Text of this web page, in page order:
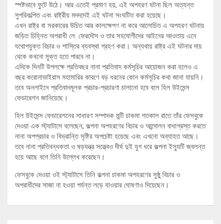
স্পষ্টভাবে ফুটে উঠে। আর এতেই প্রমাণ হয়, এই অপহরণ ঘটনা ছিল অত্যন্ত
সুপরিকল্পিত এবং রাষ্ট্রীয় মদদদেই এই ঘটনা সংঘটিত করা হয়েছে।
এখন রাষ্ট্র বা সরকারের উচিত আর কালক্ষেপণ না করে আলোচিত এ অপহরণ ঘটনায়
জড়িত চিহ্নিত অপরাধী লে. ফেরদৌস ও তার সহযোগীদের আইনের আওতায় এনে
যথোপযুক্ত বিচার ও শাস্তির ব্যবস্থা গ্রহণ করা। অন্যথায় রাষ্ট্র এই ঘটনার দায়
থেকে কখনো মুক্ত হতে পারবে না।
এদিকে দিনটি উপলক্ষে প্রতিবছর নানা প্রতিবাদ কর্মসূচির আয়োজন করা হলেও এ
বছর করোনাভাইরাস মহামারির কারণে বড় ধরনের কোন কর্মসূচির কথা জানা যায়নি।
তবে অনলাইনে প্রতিবাদমূলক প্রচার-প্রচারণা চালানো হবে বলে হিল উইমেন্স
ফেডারেশন জানিয়েছে।
হিল উইমেন্স ফেডারেশনের সাধারণ সম্পাদক মন্টি চাকমা গতকাল রাতে তাঁর ফেসবুকে
দেওয়া এক স্ট্যাটাসে বলেছেন, কল্পনা অপহরণের বিচার ও আন্দোলন বাধাগ্রস্ত করতে
নানা অপপ্রচার ও বিভ্রান্তি সৃষ্টির অপচেষ্টা হয়েছে এবং এখনো অব্যাহত আছে।
তবে নানা প্রতিবন্ধকতা ও ষড়যন্ত্র সত্ত্বেও দীর্ঘ দুই যুগ ধরে কল্পনা ইস্যুটি জ্বলন্ত
হয়ে আছে বলে তিনি উল্লেখ করেছেন।
ফেসবুকে দেওয়া ওই স্ট্যাটাসে তিনি কল্পনা চাকমা অপহরণের সুষ্ঠু বিচার ও
অপরাধীদের সাজা না হওয়া পর্যন্ত লড়ে যাওয়ার ঘোষণাও দিয়েছেন।